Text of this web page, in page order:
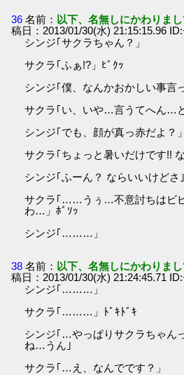
36 名前： 以下、名無しにかわりま
稿日：2013/01/30(水) 21:15:15.96
シンジ｢サクラちゃん？」
サクラ｢ふぁ!?」ﾋﾞｸｯ
シンジ｢僕、なんかおかしい事言
サクラ｢い、いや…言うてへん…
シンジ｢でも、顔が真っ赤だよ？」
サクラ｢ちょっと暑いだけです!!
シンジ｢ふーん？ ならいいけどさ｣
サクラ｢……うぅ…不意討ちはビ
わ…」ﾎﾞｿｯ
シンジ｢………」
38 名前： 以下、名無しにかわりま
稿日：2013/01/30(水) 21:24:45.71
シンジ｢………」
サクラ｢………」ﾄﾞｷﾄﾞｷ
シンジ｢…やっぱりサクラちゃん
ね…うん｣
サクラ｢…え、なんでです？」